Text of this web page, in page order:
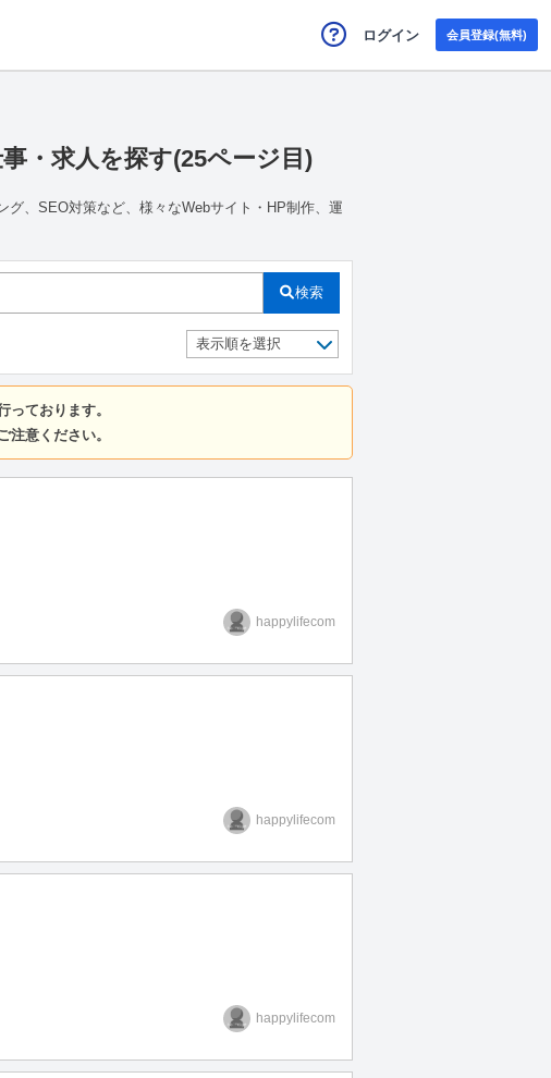
ログイン 会員登録(無料)
・求人を探す(25ページ目)
、SEO対策など、様々なWebサイト・HP制作、運
検索
ております。
注意ください。
happylifecom
happylifecom
happylifecom